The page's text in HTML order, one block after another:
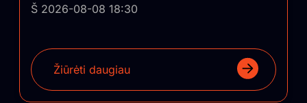
Š 2026-08-08 18:30
Žiūrėti daugiau